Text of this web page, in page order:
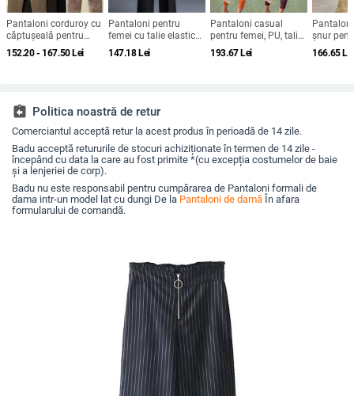
Pantaloni corduroy cu
căptușeală pentru
iarnă, pentru femei în
vârstă, stil haarem.
152.20 - 167.50Lei
Pantaloni pentru
femei cu talie elastică,
croială largă, poliester
90–95%, casual,
147.18Lei
Pantaloni casual
pentru femei, PU, talie
înaltă, croială strânsă,
până la gleznă, stil
193.67Lei
șnur
export
din
166.65Lei
assignment_return Politica noastră de retur
Comerciantul acceptă retur la acest produs în perioadă de 14 zile.
Badu acceptă retururile de stocuri achiziționate în termen de 14 zile -
începând cu data la care au fost primite *(cu excepția costumelor de baie
și a lenjeriei de corp).
Badu nu este responsabil pentru cumpărarea de Pantaloni formali de
dama intr-un model lat cu dungi De la Pantaloni de damă În afara
formularului de comandă.